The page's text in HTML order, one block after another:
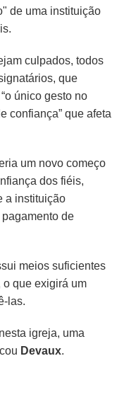
de uma instituição
culpados, todos
que
único gesto no
confiança” que afeta
um novo começo
dos fiéis,
a instituição
de
meios suficientes
o que exigirá um
las.
igreja, uma
Devaux.